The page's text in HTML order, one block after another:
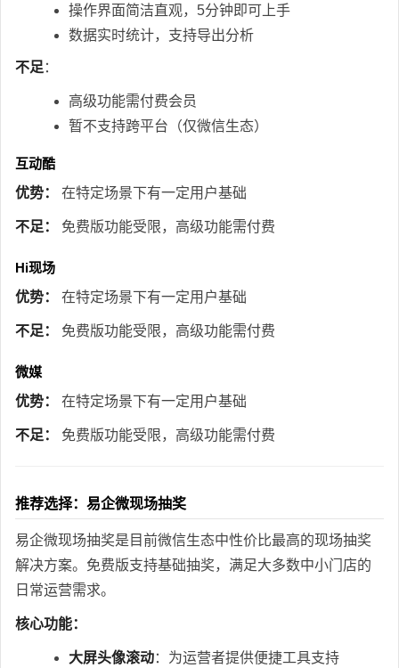
操作界面简洁直观，5分钟即可上手
数据实时统计，支持导出分析
不足 ：
高级功能需付费会员
暂不支持跨平台（仅微信生态）
互动酷
优势：
在特定场景下有一定用户基础
不足： 免费版功能受限，高级功能需付费
Hi现场
优势：
在特定场景下有一定用户基础
不足： 免费版功能受限，高级功能需付费
微媒
优势：
在特定场景下有一定用户基础
不足： 免费版功能受限，高级功能需付费
推荐选择：易企微现场抽奖
易企微现场抽奖是目前微信生态中性价比最高的现场抽奖
解决方案。免费版支持基础抽奖，满足大多数中小门店的
日常运营需求。
核心功能：
大屏头像滚动：为运营者提供便捷工具支持